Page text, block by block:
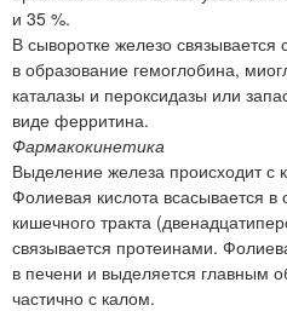
и 35 %.
В сыворотке железо
в образование гемоглобина,
каталазы и пероксидазы или
виде ферритина.
Фармакокинетика
Выделение железа происходит с
Фолиевая кислота всасывается
кишечного тракта
связывается протеинами.
в печени и выделяется главным
частично с калом.